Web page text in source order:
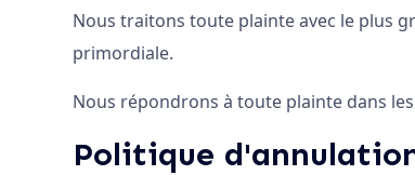
Nous traitons toute plainte avec le plus
primordiale.
Nous répondrons à toute plainte dans
Politique